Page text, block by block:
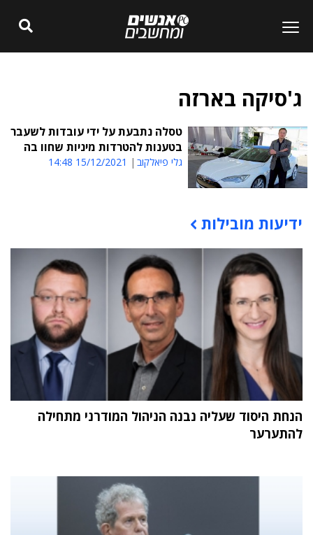
ג'סיקה בארזה
טסלה נתבעת על ידי עובדות לשעבר
בטענות להטרדות מיניות שחוו בה
גלי פיאלקוב 15/12/2021 14:48
תוכן פרסומי
ידיעות מובילות
הנחת היסוד שעליה נבנה הניהול המודרני מתחילה
להתערער